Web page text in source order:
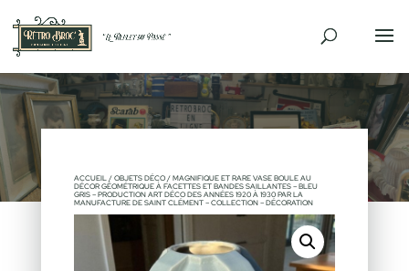
VENDU
ACCUEIL/ OBJETS DÉCO/ MAGNIFIQUE ET RARE VASE BOULE AU
DÉCOR GÉOMÉTRIQUE À FACETTES ET BANDES SAILLANTES – BLEU
GRIS – PRODUCTION ART DÉCO DES ANNÉES 1920 À 1930 PAR LA
MANUFACTURE DE SAINT CLÉMENT – COLLECTION – DÉCORATION